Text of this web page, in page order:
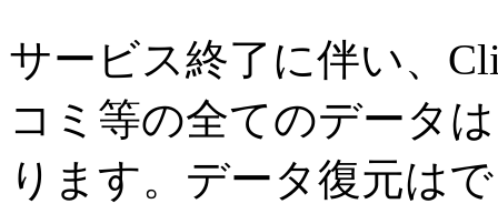
サービス終了に伴い、
コミ等の全てのデータ
ります。データ復元は